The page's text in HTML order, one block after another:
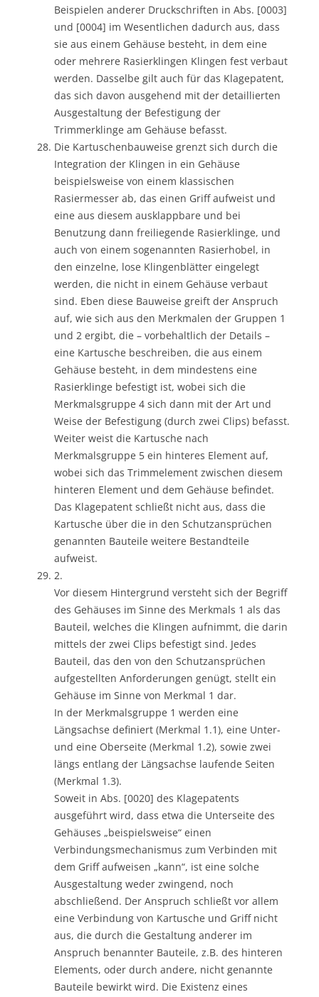
Beispielen anderer Druckschriften in Abs. [0003]
und [0004] im Wesentlichen dadurch aus, dass
sie aus einem Gehäuse besteht, in dem eine
oder mehrere Rasierklingen Klingen fest verbaut
werden. Dasselbe gilt auch für das Klagepatent,
das sich davon ausgehend mit der detaillierten
Ausgestaltung der Befestigung der
Trimmerklinge am Gehäuse befasst.
Die Kartuschenbauweise grenzt sich durch die
Integration der Klingen in ein Gehäuse
beispielsweise von einem klassischen
Rasiermesser ab, das einen Griff aufweist und
eine aus diesem ausklappbare und bei
Benutzung dann freiliegende Rasierklinge, und
auch von einem sogenannten Rasierhobel, in
den einzelne, lose Klingenblätter eingelegt
werden, die nicht in einem Gehäuse verbaut
sind. Eben diese Bauweise greift der Anspruch
auf, wie sich aus den Merkmalen der Gruppen 1
und 2 ergibt, die – vorbehaltlich der Details –
eine Kartusche beschreiben, die aus einem
Gehäuse besteht, in dem mindestens eine
Rasierklinge befestigt ist, wobei sich die
Merkmalsgruppe 4 sich dann mit der Art und
Weise der Befestigung (durch zwei Clips) befasst.
Weiter weist die Kartusche nach
Merkmalsgruppe 5 ein hinteres Element auf,
wobei sich das Trimmelement zwischen diesem
hinteren Element und dem Gehäuse befindet.
Das Klagepatent schließt nicht aus, dass die
Kartusche über die in den Schutzansprüchen
genannten Bauteile weitere Bestandteile
aufweist.
2.
Vor diesem Hintergrund versteht sich der Begriff
des Gehäuses im Sinne des Merkmals 1 als das
Bauteil, welches die Klingen aufnimmt, die darin
mittels der zwei Clips befestigt sind. Jedes
Bauteil, das den von den Schutzansprüchen
aufgestellten Anforderungen genügt, stellt ein
Gehäuse im Sinne von Merkmal 1 dar.
In der Merkmalsgruppe 1 werden eine
Längsachse definiert (Merkmal 1.1), eine Unter-
und eine Oberseite (Merkmal 1.2), sowie zwei
längs entlang der Längsachse laufende Seiten
(Merkmal 1.3).
Soweit in Abs. [0020] des Klagepatents
ausgeführt wird, dass etwa die Unterseite des
Gehäuses „beispielsweise“ einen
Verbindungsmechanismus zum Verbinden mit
dem Griff aufweisen „kann“, ist eine solche
Ausgestaltung weder zwingend, noch
abschließend. Der Anspruch schließt vor allem
eine Verbindung von Kartusche und Griff nicht
aus, die durch die Gestaltung anderer im
Anspruch benannter Bauteile, z.B. des hinteren
Elements, oder durch andere, nicht genannte
Bauteile bewirkt wird. Die Existenz eines